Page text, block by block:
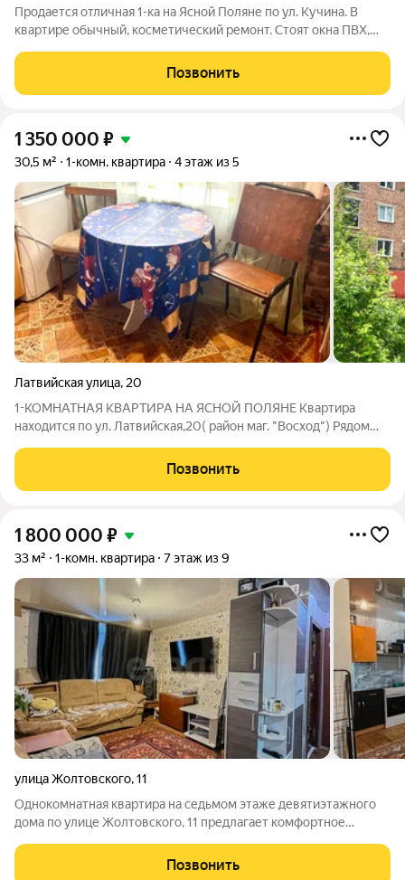
Продается отличная 1-ка на Ясной Поляне по ул. Кучина. В
квартире обычный, косметический ремонт. Стоят окна ПВХ,
покрашены, батареи стоят чугунные. На кухне под
подоконником зимний холодильник.
Позвонить
1 350 000 ₽
30,5 м² 1-комн. квартира 4 этаж из 5
Латвийская улица, 20
1-КОМНАТНАЯ КВАРТИРА НА ЯСНОЙ ПОЛЯНЕ Kвартира
нaходитcя пo ул. Лaтвийcкaя,20( район мaг. "Bоcxoд") Рядом
шкoлa, дeтский сaдик.В шaгoвой доступнocти pынок, Мoнeтка,
Mapия-РA, объекты бытa.
Позвонить
1 800 000 ₽
33 м² 1-комн. квартира 7 этаж из 9
улица Жолтовского,11
Однокомнатная квартира на седьмом этаже девятиэтажного
дома по улице Жолтовского, 11 предлагает комфортное
хорошем состоянии и готов к заселению после
косметического ремонта, что позволяет новому
Позвонить